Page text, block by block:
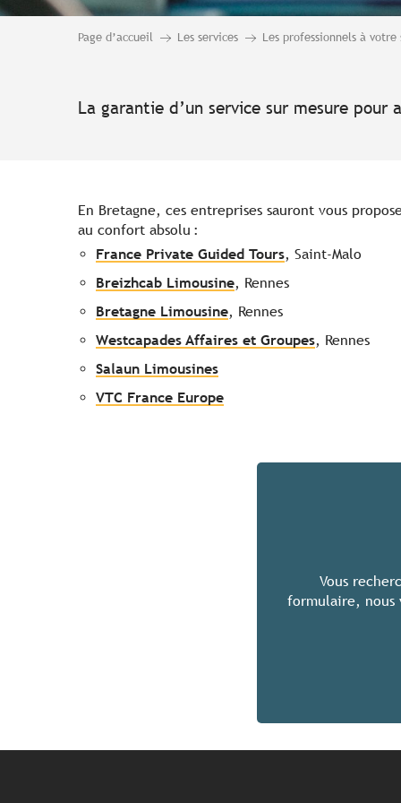
Page d’accueil Les services Les professionnels à votre
La garantie d’un service sur mesure
En Bretagne, ces entreprises sauront vous
au confort absolu :
France Private Guided Tours, Saint-Malo
Breizhcab Limousine, Rennes
Bretagne Limousine, Rennes
Westcapades Affaires et Groupes, Rennes
Salaun Limousines
VTC France Europe
Vous
formulaire, nous